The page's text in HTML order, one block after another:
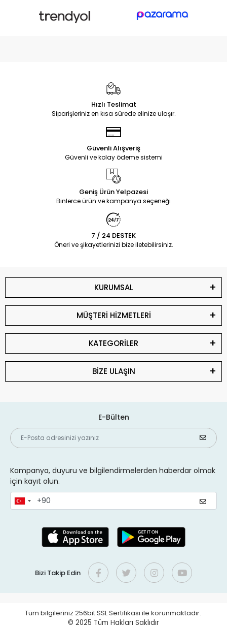
Hızlı Teslimat
Siparişleriniz en kısa sürede elinize ulaşır.
Güvenli Alışveriş
Güvenli ve kolay ödeme sistemi
Geniş Ürün Yelpazesi
Binlerce ürün ve kampanya seçeneği
7 / 24 DESTEK
Öneri ve şikayetlerinizi bize iletebilirsiniz.
KURUMSAL
MÜŞTERİ HİZMETLERİ
KATEGORİLER
BİZE ULAŞIN
E-Bülten
Kampanya, duyuru ve bilgilendirmelerden haberdar olmak
için kayıt olun.
Bizi Takip Edin
Tüm bilgileriniz 256bit SSL Sertifikası ile korunmaktadır.
© 2025 Tüm Hakları Saklıdır